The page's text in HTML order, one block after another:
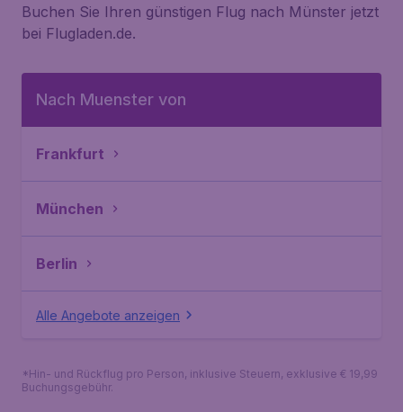
Buchen Sie Ihren günstigen Flug nach Münster jetzt
bei Flugladen.de.
Nach Muenster von
Frankfurt
München
Berlin
Alle Angebote anzeigen
*Hin- und Rückflug pro Person, inklusive Steuern, exklusive € 19,99
Buchungsgebühr.